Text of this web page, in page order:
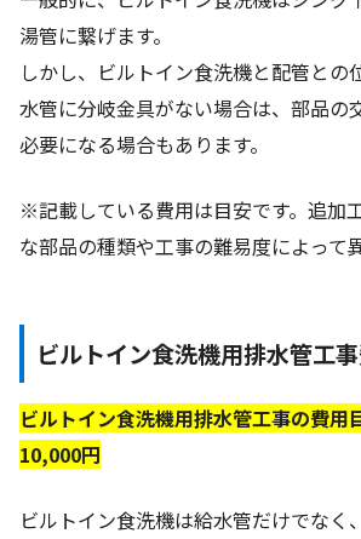
湯管に繋げます。
しかし、ビルトイン食洗機と配管との
水管に分岐金具がない場合は、部品の
必要になる場合もあります。
※記載している費用は目安です。追加
な部品の種類や工事の難易度によって
ビルトイン食洗機用排水管工
ビルトイン食洗機用排水管工事の費用
10,000円
ビルトイン食洗機は給水管だけでなく